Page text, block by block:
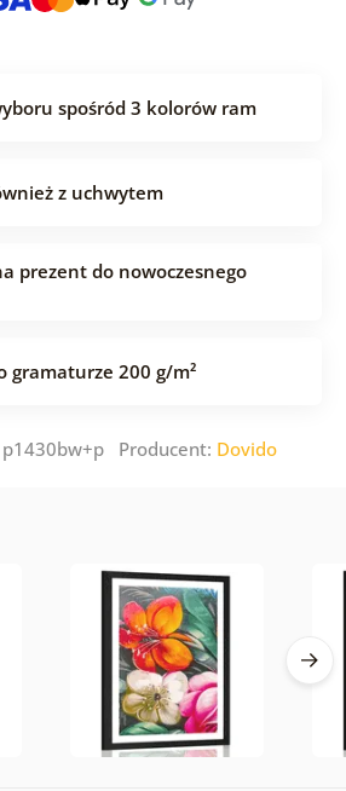
spośród 3 kolorów ram
z uchwytem
prezent do nowoczesnego
gramaturze 200 g/m²
Producent: Dovido